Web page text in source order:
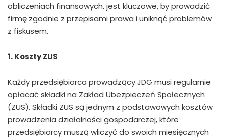
obliczeniach finansowych, jest kluczowe, by prowadzić
firmę zgodnie z przepisami prawa i uniknąć problemów
z fiskusem.
1. Koszty ZUS
Każdy przedsiębiorca prowadzący JDG musi regularnie
opłacać składki na Zakład Ubezpieczeń Społecznych
(ZUS). Składki ZUS są jednym z podstawowych kosztów
prowadzenia działalności gospodarczej, które
przedsiębiorcy muszą wliczyć do swoich miesięcznych